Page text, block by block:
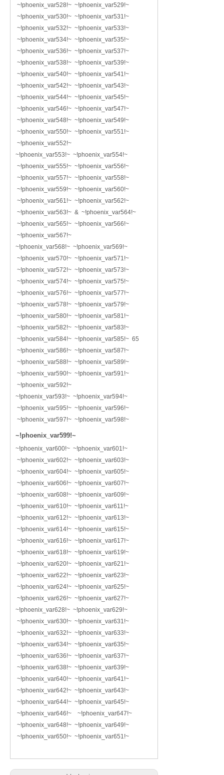
~!phoenix_var528!~ ~!phoenix_var529!~
~!phoenix_var530!~ ~!phoenix_var531!~
~!phoenix_var532!~ ~!phoenix_var533!~
~!phoenix_var534!~ ~!phoenix_var535!~
~!phoenix_var536!~ ~!phoenix_var537!~
~!phoenix_var538!~ ~!phoenix_var539!~
~!phoenix_var540!~ ~!phoenix_var541!~
~!phoenix_var542!~ ~!phoenix_var543!~
~!phoenix_var544!~ ~!phoenix_var545!~
~!phoenix_var546!~ ~!phoenix_var547!~
~!phoenix_var548!~ ~!phoenix_var549!~
~!phoenix_var550!~ ~!phoenix_var551!~
~!phoenix_var552!~
~!phoenix_var553!~ ~!phoenix_var554!~
~!phoenix_var555!~ ~!phoenix_var556!~
~!phoenix_var557!~ ~!phoenix_var558!~
~!phoenix_var559!~ ~!phoenix_var560!~
~!phoenix_var561!~ ~!phoenix_var562!~
~!phoenix_var563!~ & ~!phoenix_var564!~
~!phoenix_var565!~ ~!phoenix_var566!~
~!phoenix_var567!~
~!phoenix_var568!~ ~!phoenix_var569!~
~!phoenix_var570!~ ~!phoenix_var571!~
~!phoenix_var572!~ ~!phoenix_var573!~
~!phoenix_var574!~ ~!phoenix_var575!~
~!phoenix_var576!~ ~!phoenix_var577!~
~!phoenix_var578!~ ~!phoenix_var579!~
~!phoenix_var580!~ ~!phoenix_var581!~
~!phoenix_var582!~ ~!phoenix_var583!~
~!phoenix_var584!~ ~!phoenix_var585!~ 65
~!phoenix_var586!~ ~!phoenix_var587!~
~!phoenix_var588!~ ~!phoenix_var589!~
~!phoenix_var590!~ ~!phoenix_var591!~
~!phoenix_var592!~
~!phoenix_var593!~ ~!phoenix_var594!~
~!phoenix_var595!~ ~!phoenix_var596!~
~!phoenix_var597!~ ~!phoenix_var598!~
~!phoenix_var599!~
~!phoenix_var600!~ ~!phoenix_var601!~
~!phoenix_var602!~ ~!phoenix_var603!~
~!phoenix_var604!~ ~!phoenix_var605!~
~!phoenix_var606!~ ~!phoenix_var607!~
~!phoenix_var608!~ ~!phoenix_var609!~
~!phoenix_var610!~ ~!phoenix_var611!~
~!phoenix_var612!~ ~!phoenix_var613!~
~!phoenix_var614!~ ~!phoenix_var615!~
~!phoenix_var616!~ ~!phoenix_var617!~
~!phoenix_var618!~ ~!phoenix_var619!~
~!phoenix_var620!~ ~!phoenix_var621!~
~!phoenix_var622!~ ~!phoenix_var623!~
~!phoenix_var624!~ ~!phoenix_var625!~
~!phoenix_var626!~ ~!phoenix_var627!~
~!phoenix_var628!~ ~!phoenix_var629!~
~!phoenix_var630!~ ~!phoenix_var631!~
~!phoenix_var632!~ ~!phoenix_var633!~
~!phoenix_var634!~ ~!phoenix_var635!~
~!phoenix_var636!~ ~!phoenix_var637!~
~!phoenix_var638!~ ~!phoenix_var639!~
~!phoenix_var640!~ ~!phoenix_var641!~
~!phoenix_var642!~ ~!phoenix_var643!~
~!phoenix_var644!~ ~!phoenix_var645!~
~!phoenix_var646!~ ~!phoenix_var647!~
~!phoenix_var648!~ ~!phoenix_var649!~
~!phoenix_var650!~ ~!phoenix_var651!~